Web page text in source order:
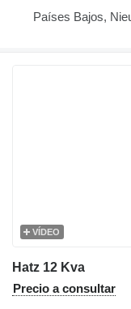
Países Bajos,
VÍDEO
Hatz 12 Kva
Precio a consultar